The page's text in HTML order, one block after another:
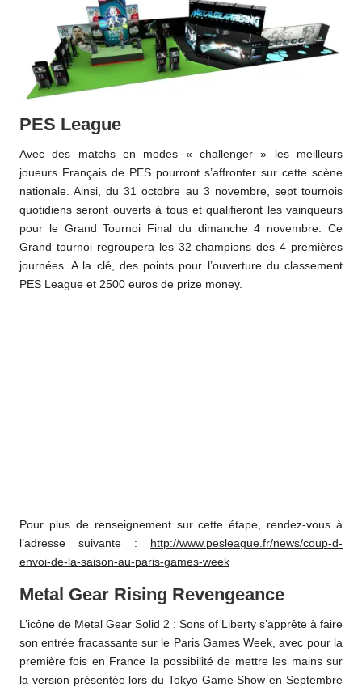
PES League
Avec des matchs en modes « challenger » les meilleurs
joueurs Français de PES pourront s’affronter sur cette scène
nationale. Ainsi, du 31 octobre au 3 novembre, sept tournois
quotidiens seront ouverts à tous et qualifieront les vainqueurs
pour le Grand Tournoi Final du dimanche 4 novembre. Ce
Grand tournoi regroupera les 32 champions des 4 premières
journées. A la clé, des points pour l’ouverture du classement
PES League et 2500 euros de prize money.
Pour plus de renseignement sur cette étape, rendez-vous à
l’adresse suivante : http://www.pesleague.fr/news/coup-d-
envoi-de-la-saison-au-paris-games-week
Metal Gear Rising Revengeance
L’icône de Metal Gear Solid 2 : Sons of Liberty s’apprête à faire
son entrée fracassante sur le Paris Games Week, avec pour la
première fois en France la possibilité de mettre les mains sur
la version présentée lors du Tokyo Game Show en Septembre